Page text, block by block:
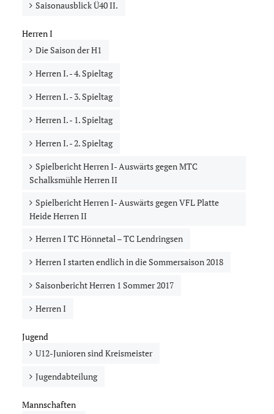
Saisonausblick Ü40 II.
Herren I
Die Saison der H1
Herren I. - 4. Spieltag
Herren I. - 3. Spieltag
Herren I. - 1. Spieltag
Herren I. - 2. Spieltag
Spielbericht Herren I- Auswärts gegen MTC
Schalksmühle Herren II
Spielbericht Herren I- Auswärts gegen VFL Platte
Heide Herren II
Herren I TC Hönnetal – TC Lendringsen
Herren I starten endlich in die Sommersaison 2018
Saisonbericht Herren 1 Sommer 2017
Herren I
Jugend
U12-Junioren sind Kreismeister
Jugendabteilung
Mannschaften